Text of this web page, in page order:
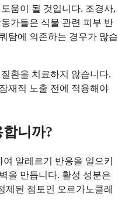
움이 될 것입니다. 조경사,
가들은 식물 관련 피부 반
탐에 의존하는 경우가 많습
환을 치료하지 않습니다.
재적 노출 전에 적용해야
니까?
알레르기 반응을 일으키
을 만듭니다. 활성 성분은
제된 점토인 오르가노클레